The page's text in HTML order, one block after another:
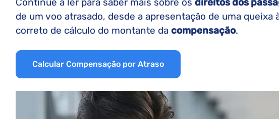
de um voo atrasado, desde a apresentação de uma queixa
correto de cálculo do montante da compensação.
Calcular Compensação por Atraso